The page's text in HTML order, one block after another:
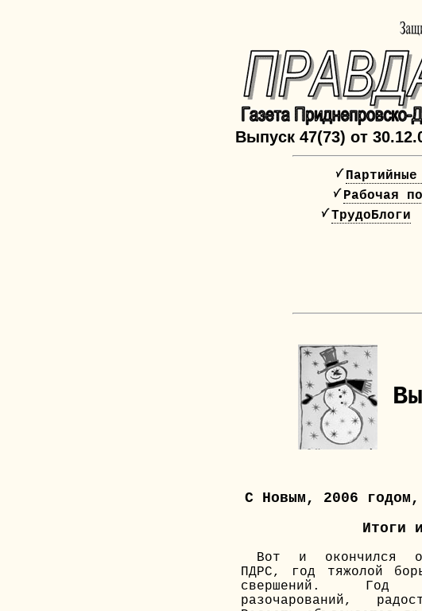
Выпуск 47(73) от
Рабочая
ТрудоБлоги
C Новым, 2006 годом,
Итоги
Вот и окончился
ПДРС, год тяжолой
свершений.
разочарований,